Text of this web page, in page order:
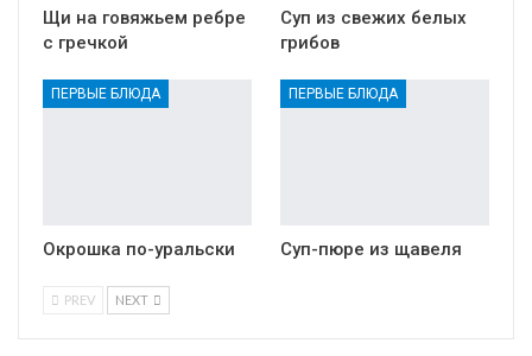
Щи на говяжьем ребре
с гречкой
Суп из свежих белых
грибов
ПЕРВЫЕ БЛЮДА
Окрошка по-уральски
ПЕРВЫЕ БЛЮДА
Суп-пюре из щавеля
PREV NEXT